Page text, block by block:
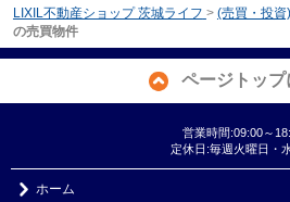
LIXIL不動産ショップ 茨城ライフ > (売買・投
の売買物件
ページトップ
営業時間:09:00～
定休日:毎週火曜日・
ホーム